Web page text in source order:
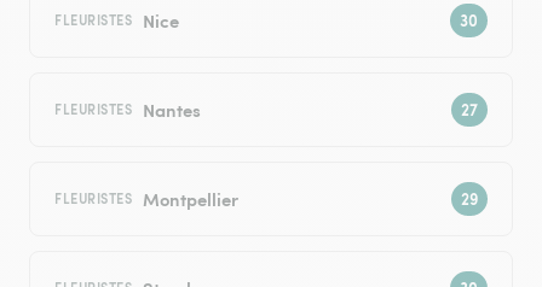
FLEURISTES Nice
FLEURISTES Nantes
FLEURISTES Montpellier